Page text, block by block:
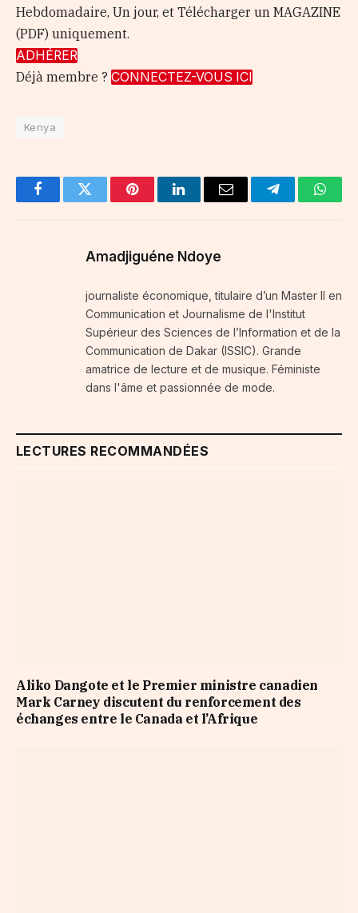
Hebdomadaire, Un jour, et Télécharger un MAGAZINE
(PDF) uniquement.
ADHÉRER
Déjà membre ? CONNECTEZ-VOUS ICI
Kenya
FacebookTwitter PinterestLinkedInEmail Telegram
Amadjiguéne Ndoye
journaliste économique, titulaire d’un Master II en
Communication et Journalisme de l'Institut
Supérieur des Sciences de l’Information et de la
Communication de Dakar (ISSIC). Grande
amatrice de lecture et de musique. Féministe
dans l'âme et passionnée de mode.
LECTURES RECOMMANDÉES
Aliko Dangote et le Premier ministre canadien
Mark Carney discutent du renforcement des
échanges entre le Canada et l’Afrique